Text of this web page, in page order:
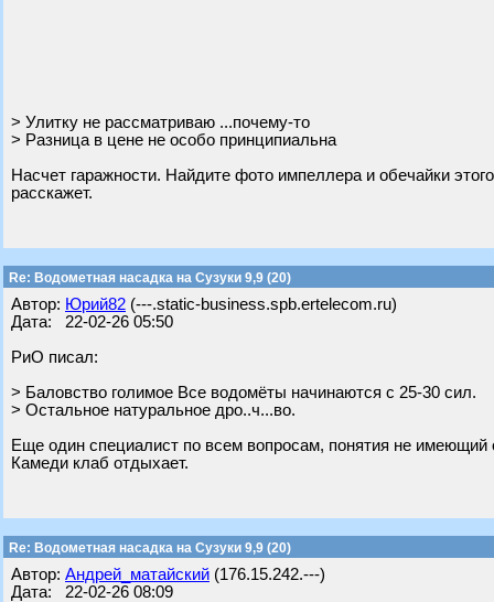
> Улитку не рассматриваю ...почему-то
> Разница в цене не особо принципиальна
Насчет гаражности. Найдите фото импеллера и обечайки
расскажет.
Re: Водометная насадка на Сузуки 9,9 (20)
Автор: Юрий82 (---.static-business.spb.ertelecom.ru)
Дата: 22-02-26 05:50
РиО писал:
> Баловство голимое Все водомёты начинаются с 25-30 сил.
> Остальное натуральное дро..ч...во.
Еще один специалист по всем вопросам, понятия не имеющий
Камеди клаб отдыхает.
Re: Водометная насадка на Сузуки 9,9 (20)
Автор: Андрей_матайский (176.15.242.---)
Дата: 22-02-26 08:09